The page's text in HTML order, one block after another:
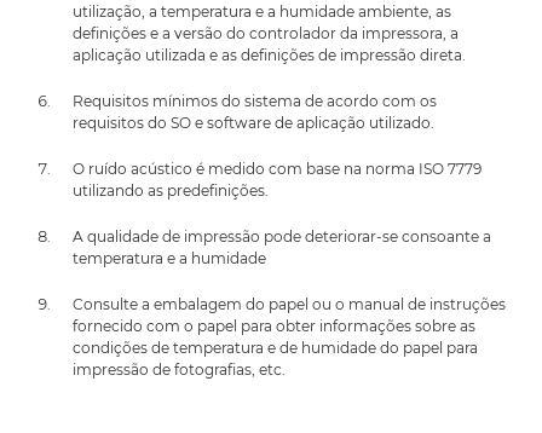
utilização, a temperatura e a humidade ambiente, as
definições e a versão do controlador da impressora, a
aplicação utilizada e as definições de impressão direta.
Requisitos mínimos do sistema de acordo com os
requisitos do SO e software de aplicação utilizado.
O ruído acústico é medido com base na norma ISO 7779
utilizando as predefinições.
A qualidade de impressão pode deteriorar-se consoante a
temperatura e a humidade
Consulte a embalagem do papel ou o manual de instruções
fornecido com o papel para obter informações sobre as
condições de temperatura e de humidade do papel para
impressão de fotografias, etc.